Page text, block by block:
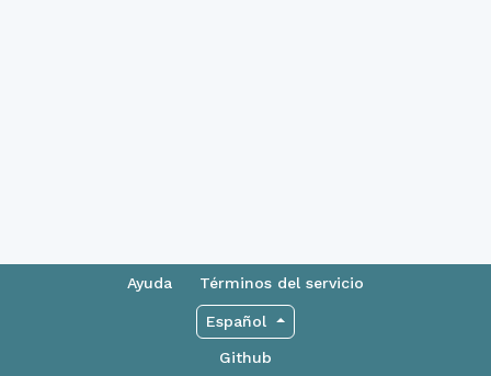
Ayuda Términos del servicio
Español
Github